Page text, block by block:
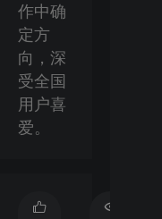
作中确
定方
向，深
受全国
用户喜
爱。